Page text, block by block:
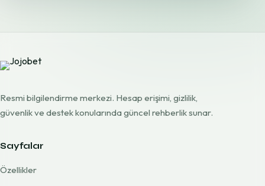
Resmi bilgilendirme merkezi. Hesap erişimi, gizlilik,
güvenlik ve destek konularında güncel rehberlik sunar.
Sayfalar
Özellikler